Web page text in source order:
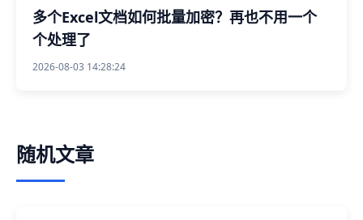
多个Excel文档如何批量加密？再也不用一个
个处理了
2026-08-03 14:28:24
随机文章